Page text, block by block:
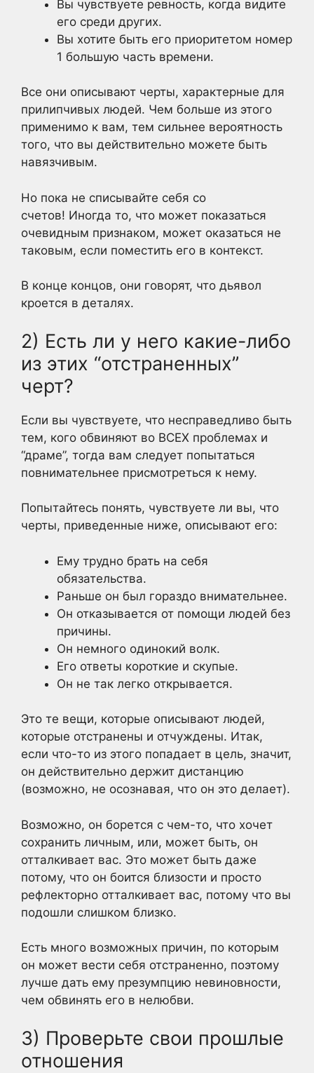
Вы чувствуете ревность, когда видите
его среди других.
Вы хотите быть его приоритетом номер
1 большую часть времени.
Все они описывают черты, характерные для
прилипчивых людей. Чем больше из этого
применимо к вам, тем сильнее вероятность
того, что вы действительно можете быть
навязчивым.
Но пока не списывайте себя со
счетов! Иногда то, что может показаться
очевидным признаком, может оказаться не
таковым, если поместить его в контекст.
В конце концов, они говорят, что дьявол
кроется в деталях.
2) Есть ли у него какие-либо
из этих “отстраненных”
черт?
Если вы чувствуете, что несправедливо быть
тем, кого обвиняют во ВСЕХ проблемах и
“драме”, тогда вам следует попытаться
повнимательнее присмотреться к нему.
Попытайтесь понять, чувствуете ли вы, что
черты, приведенные ниже, описывают его:
Ему трудно брать на себя
обязательства.
Раньше он был гораздо внимательнее.
Он отказывается от помощи людей без
причины.
Он немного одинокий волк.
Его ответы короткие и скупые.
Он не так легко открывается.
Это те вещи, которые описывают людей,
которые отстранены и отчуждены. Итак,
если что-то из этого попадает в цель, значит,
он действительно держит дистанцию
(возможно, не осознавая, что он это делает).
Возможно, он борется с чем-то, что хочет
сохранить личным, или, может быть, он
отталкивает вас. Это может быть даже
потому, что он боится близости и просто
рефлекторно отталкивает вас, потому что вы
подошли слишком близко.
Есть много возможных причин, по которым
он может вести себя отстраненно, поэтому
лучше дать ему презумпцию невиновности,
чем обвинять его в нелюбви.
3) Проверьте свои прошлые
отношения